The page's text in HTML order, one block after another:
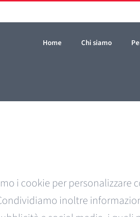
Home Chi siamo
i cookie per
inoltre